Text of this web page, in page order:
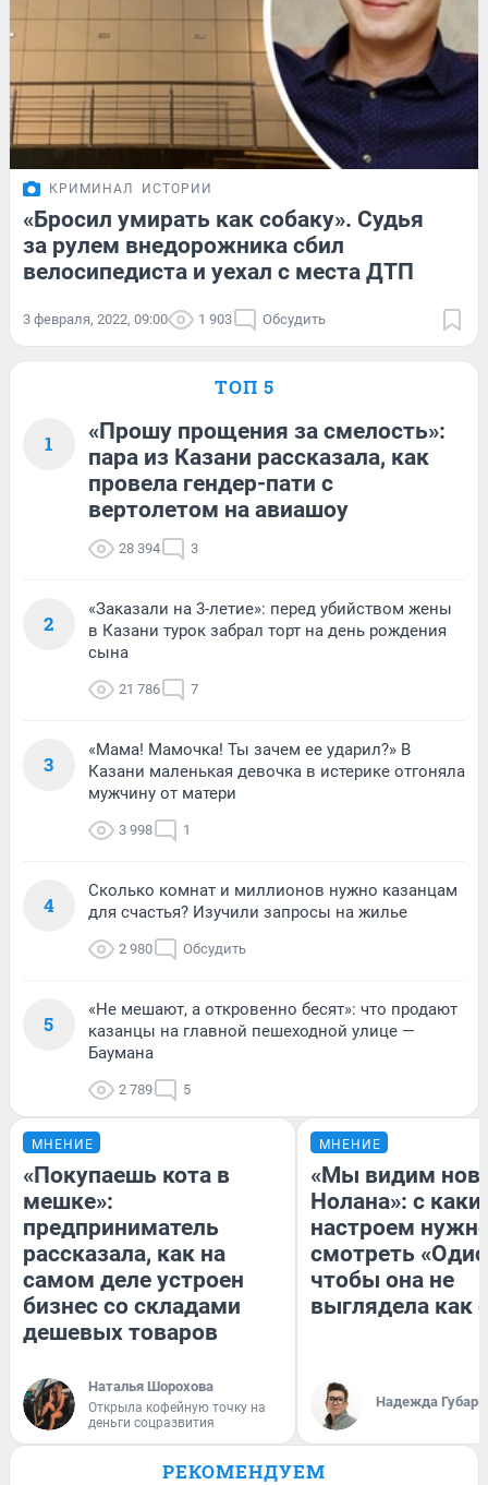
КРИМИНАЛ ИСТОРИИ
«Бросил умирать как собаку». Судья
за рулем внедорожника сбил
велосипедиста и уехал с места ДТП
3 февраля, 2022, 09:00 1 903 Обсудить
ТОП 5
1
«Прошу прощения за смелость»:
пара из Казани рассказала, как
провела гендер-пати с
вертолетом на авиашоу
28 394 3
2
«Заказали на 3-летие»: перед убийством жены
в Казани турок забрал торт на день рождения
сына
21 786 7
3
«Мама! Мамочка! Ты зачем ее ударил?» В
Казани маленькая девочка в истерике отгоняла
мужчину от матери
3 998 1
4
Сколько комнат и миллионов нужно казанцам
для счастья? Изучили запросы на жилье
2 980 Обсудить
5
«Не мешают, а откровенно бесят»: что продают
казанцы на главной пешеходной улице —
Баумана
2 789 5
МНЕНИЕ
«Покупаешь кота в
мешке»:
предприниматель
рассказала, как на
самом деле устроен
бизнес со складами
дешевых товаров
Наталья Шорохова
Открыла кофейную точку на
деньги соцразвития
МНЕНИЕ
«Мы видим
Нолана»: с
настроем
смотреть
чтобы она не
выглядела как
Надежда Губарь
РЕКОМЕНДУЕМ